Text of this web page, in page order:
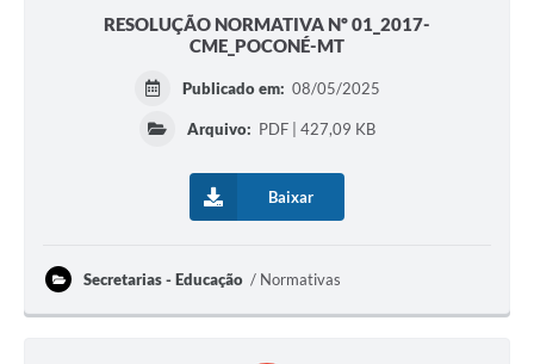
RESOLUÇÃO NORMATIVA Nº 01_2017-
CME_POCONÉ-MT
Publicado em: 08/05/2025
Arquivo: PDF | 427,09 KB
Baixar
Secretarias - Educação Normativas